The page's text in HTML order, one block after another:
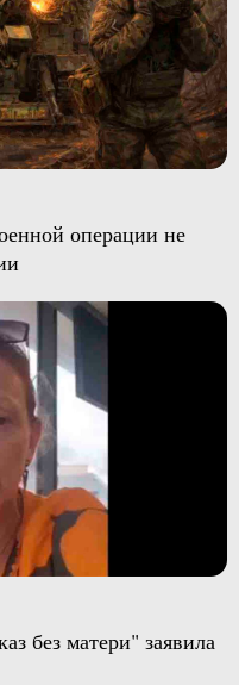
операции не
без матери" заявила